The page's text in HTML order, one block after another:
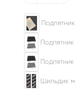
Шильдик